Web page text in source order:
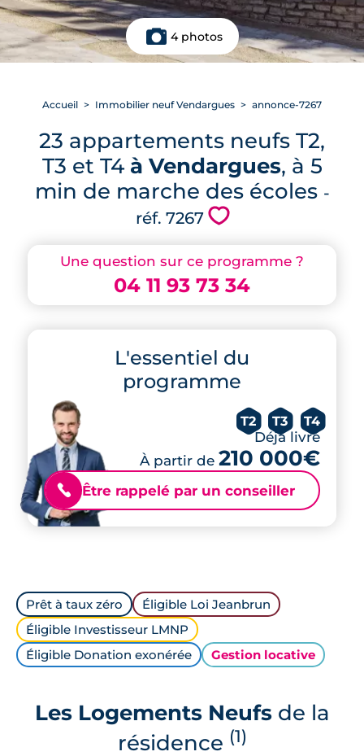
4 photos
Une question sur ce programme ?
04 11 93 73 34
L'essentiel du
programme
T2 T3 T4
Déjà livré
À partir de 210 000€
📞 Être rappelé par un conseiller
Accueil Immobilier neuf Vendargues annonce-7267
23 appartements neufs T2,
T3 et T4 à Vendargues, à 5
min de marche des écoles -
réf. 7267 💗
Prêt à taux zéro
Éligible Loi Jeanbrun
Éligible Investisseur LMNP
Éligible Donation exonérée
Gestion locative
Les Logements Neufsde la
résidence (1)